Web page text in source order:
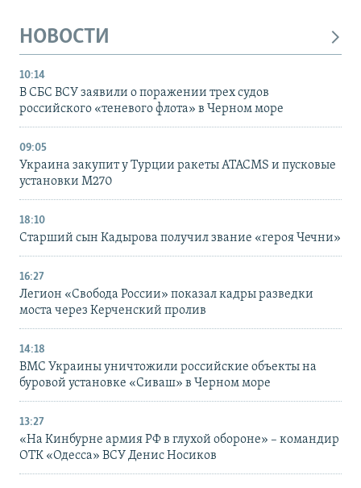
НОВОСТИ
10:14
В СБС ВСУ заявили о поражении трех судов
российского «теневого флота» в Черном море
09:05
Украина закупит у Турции ракеты ATACMS и пусковые
установки M270
18:10
Старший сын Кадырова получил звание «героя Чечни»
16:27
Легион «Свобода России» показал кадры разведки
моста через Керченский пролив
14:18
ВМС Украины уничтожили российские объекты на
буровой установке «Сиваш» в Черном море
13:27
«На Кинбурне армия РФ в глухой обороне» – командир
ОТК «Одесса» ВСУ Денис Носиков